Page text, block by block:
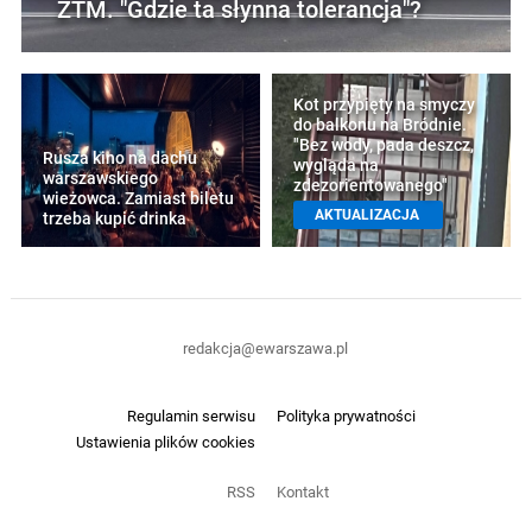
ZTM. "Gdzie ta słynna tolerancja"?
Rusza kino na dachu
warszawskiego
wieżowca. Zamiast biletu
trzeba kupić drinka
Kot przypięty na smyczy
do balkonu na Bródnie.
"Bez wody, pada deszcz,
wygląda na
zdezorientowanego"
AKTUALIZACJA
Regulamin serwisu
Polityka prywatności
Ustawienia plików cookies
RSS Kontakt
redakcja@ewarszawa.pl